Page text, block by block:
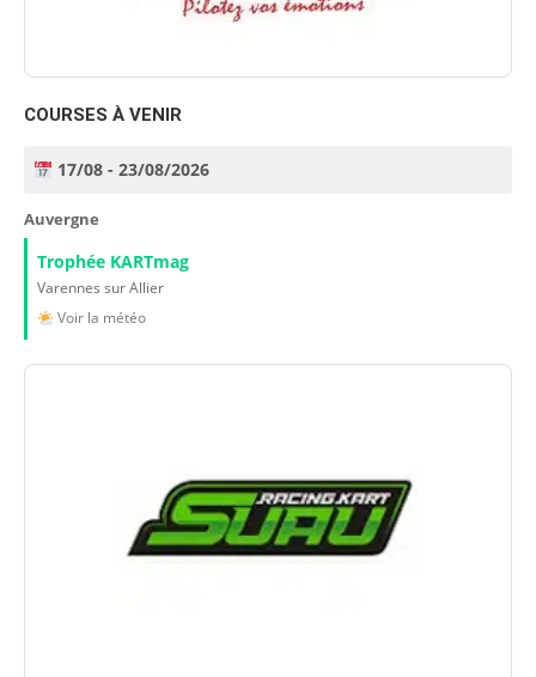
COURSES À VENIR
17/08 - 23/08/2026
Auvergne
Trophée KARTmag
Varennes sur Allier
Voir la météo